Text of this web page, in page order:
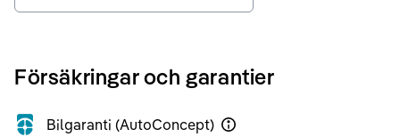
Försäkringar och garantier
Bilgaranti (AutoConcept)